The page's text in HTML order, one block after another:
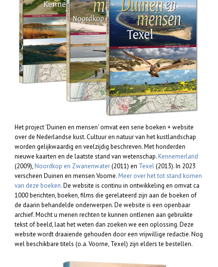
Het project 'Duinen en mensen' omvat een serie boeken + website
over de Nederlandse kust. Cultuur en natuur van het kustlandschap
worden gelijkwaardig en veelzijdig beschreven. Met honderden
nieuwe kaarten en de laatste stand van wetenschap. Kennemerland
(2009), Noordkop en Zwanenwater(2011) en Texel(2013). In 2023
verscheen Duinen en mensen Voorne. Meer over het tot stand komen
van deze boeken.De website is continu in ontwikkeling en omvat ca
1000 berichten, boeken, films die gerelateerd zijn aan de boeken of
de daarin behandelde onderwerpen. De website is een openbaar
archief. Mocht u menen rechten te kunnen ontlenen aan gebruikte
tekst of beeld, laat het weten dan zoeken we een oplossing. Deze
website wordt draaiende gehouden door een vrijwillige redactie. Nog
wel beschikbare titels (o.a. Voorne, Texel) zijn elders te bestellen.